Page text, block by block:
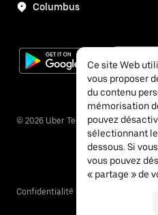
Columbus
© 2026 Uber Technologies Inc.
Confidentialité
Ce site Web
vous proposer
du contenu
mémorisation
pouvez
sélectionnant
dessous. Si
vous pouvez
« partage » de